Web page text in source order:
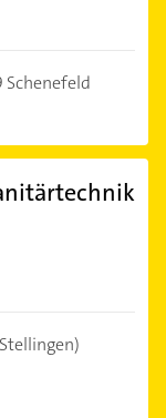
Schenefeld